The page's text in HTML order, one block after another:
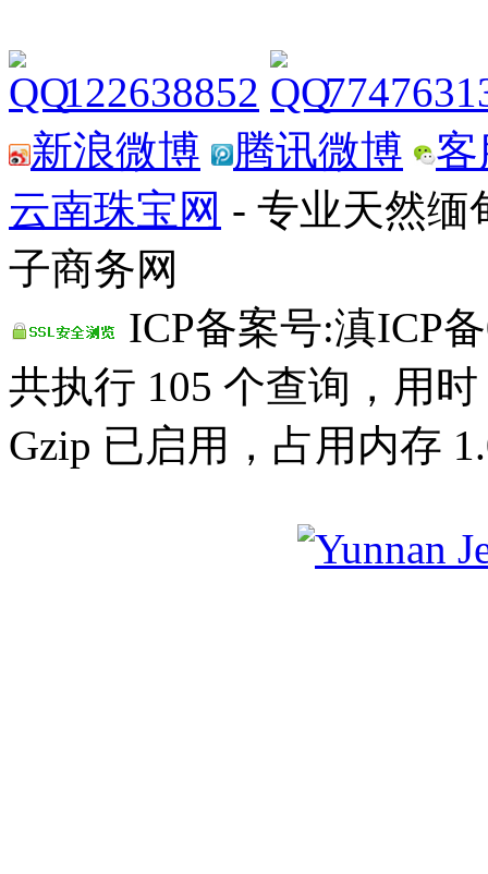
122638852
新浪微博
腾讯微博
云南珠宝网 - 专业天然缅
子商务网
ICP备案号:滇ICP
共执行 105 个查询，用
Gzip 已启用，占用内存